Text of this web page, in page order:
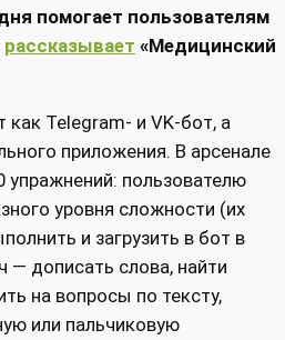
помогает пользователям
рассказывает «Медицинский
Telegram‑ и VK‑бот, а
приложения. В арсенале
упражнений: пользователю
уровня сложности (их
и загрузить в бот в
— дописать слова, найти
на вопросы по тексту,
или пальчиковую